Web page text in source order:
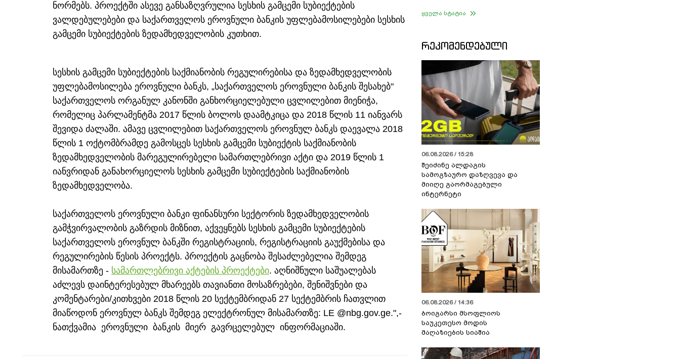
ნორმებს. პროექტში ასევე განსაზღვრულია სესხის გამცემი სუბიექტების
ვალდებულებები და საქართველოს ეროვნული ბანკის უფლებამოსილებები სესხის
გამცემი სუბიექტების ზედამხედველობის კუთხით.
სესხის გამცემი სუბიექტების საქმიანობის რეგულირებისა და ზედამხედველობის
უფლებამოსილება ეროვნული ბანკს, „საქართველოს ეროვნული ბანკის შესახებ"
საქართველოს ორგანულ კანონში განხორციელებული ცვლილებით მიენიჭა,
რომელიც პარლამენტმა 2017 წლის ბოლოს დაამტკიცა და 2018 წლის 11 იანვარს
შევიდა ძალაში. ამავე ცვლილებით საქართველოს ეროვნულ ბანკს დაევალა 2018
წლის 1 ოქტომბრამდე გამოსცეს სესხის გამცემი სუბიექტის საქმიანობის
ზედამხედველობის მარეგულირებელი სამართლებრივი აქტი და 2019 წლის 1
იანვრიდან განახორციელოს სესხის გამცემი სუბიექტების საქმიანობის
ზედამხედველობა.
საქართველოს ეროვნული ბანკი ფინანსური სექტორის ზედამხედველობის
გამჭვირვალობის გაზრდის მიზნით, აქვეყნებს სესხის გამცემი სუბიექტების
საქართველოს ეროვნულ ბანკში რეგისტრაციის, რეგისტრაციის გაუქმებისა და
რეგულირების წესის პროექტს. პროექტის გაცნობა შესაძლებელია შემდეგ
მისამართზე - სამართლებრივი აქტების პროექტები. აღნიშნული საშუალებას
აძლევს დაინტერესებულ მხარეებს თავიანთი მოსაზრებები, შენიშვნები და
კომენტარები/კითხვები 2018 წლის 20 სექტემბრიდან 27 სექტემბრის ჩათვლით
მიაწოდონ ეროვნულ ბანკს შემდეგ ელექტრონულ მისამართზე: LE @nbg.gov.ge.",-
ნათქვამია ეროვნული ბანკის მიერ გავრცელებულ ინფორმაციაში.
ყველა სტატია
ᲠᲔᲙᲝᲛᲔᲜᲓᲔᲑᲣᲚᲘ
06.08.2026 / 15:28
შეიძინე ალდაგის
სამოგზაურო დაზღვევა და
მიიღე გაორმაგებული
ინტერნეტი
06.08.2026 / 14:36
ბოიგარსი მსოფლიოს
საუკეთესო მოდის
მაღაზიების სიაშია